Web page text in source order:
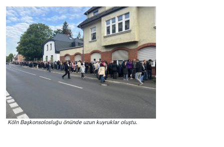
Köln Başkonsolosluğu önünde uzun kuyruklar oluştu.